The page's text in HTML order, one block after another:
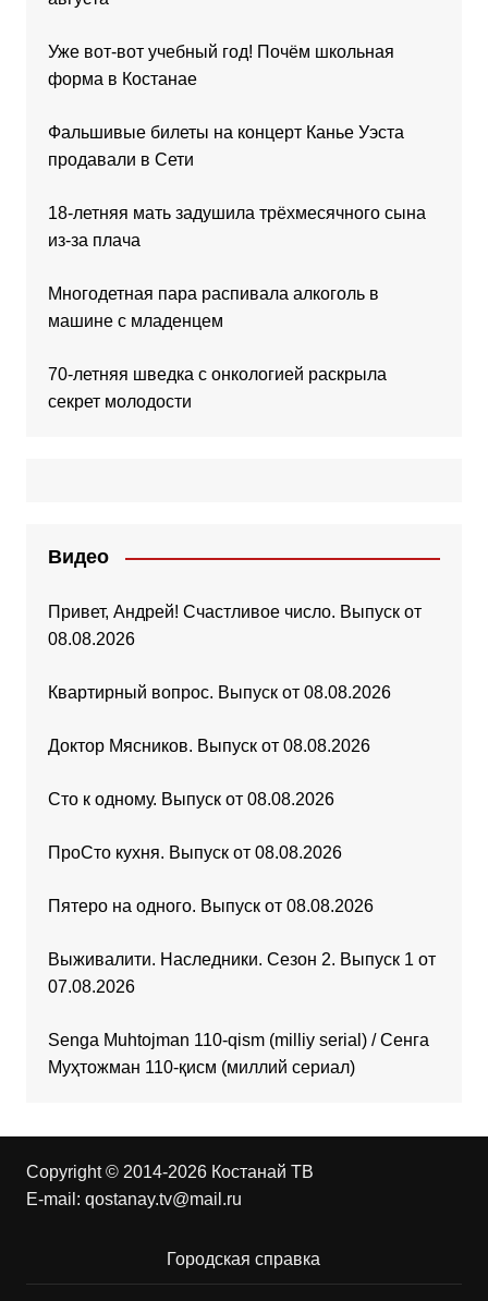
Уже вот-вот учебный год! Почём школьная
форма в Костанае
Фальшивые билеты на концерт Канье Уэста
продавали в Сети
18-летняя мать задушила трёхмесячного сына
из-за плача
Многодетная пара распивала алкоголь в
машине с младенцем
70-летняя шведка с онкологией раскрыла
секрет молодости
Видео
Привет, Андрей! Счастливое число. Выпуск от
08.08.2026
Квартирный вопрос. Выпуск от 08.08.2026
Доктор Мясников. Выпуск от 08.08.2026
Сто к одному. Выпуск от 08.08.2026
ПроСто кухня. Выпуск от 08.08.2026
Пятеро на одного. Выпуск от 08.08.2026
Выживалити. Наследники. Сезон 2. Выпуск 1 от
07.08.2026
Senga Muhtojman 110-qism (milliy serial) / Сенга
Муҳтожман 110-қисм (миллий сериал)
Copyright © 2014-2026 Костанай ТВ
E-mail: qostanay.tv@mail.ru
Городская справка